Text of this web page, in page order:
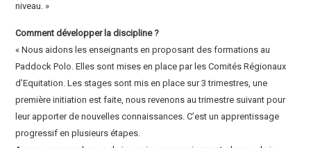
niveau. »
Comment développer la discipline ?
« Nous aidons les enseignants en proposant des formations au
Paddock Polo. Elles sont mises en place par les Comités Régionaux
d’Equitation. Les stages sont mis en place sur 3 trimestres, une
première initiation est faite, nous revenons au trimestre suivant pour
leur apporter de nouvelles connaissances. C’est un apprentissage
progressif en plusieurs étapes.